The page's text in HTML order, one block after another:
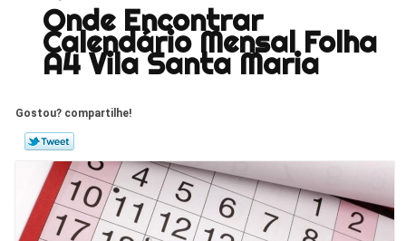
Onde Encontrar
Calendário Mensal Folha
A4 Vila Santa Maria
Gostou? compartilhe!